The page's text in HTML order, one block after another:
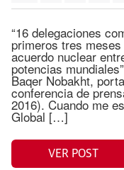
“16 delegaciones
primeros tres
acuerdo nuclear
potencias
Baqer Nobakht,
conferencia de
2016). Cuando me
Global […]
VER POST